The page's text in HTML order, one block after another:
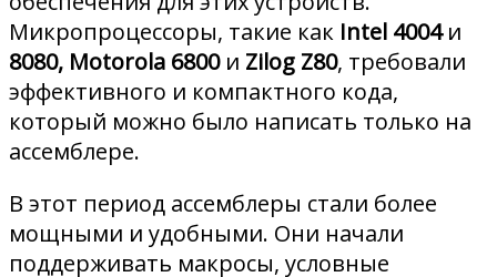
Микропроцессоры, такие как Intel 4004и
8080, Motorola 6800и Zilog Z80, требовали
эффективного и компактного кода,
который можно было написать только на
ассемблере.
В этот период ассемблеры стали более
мощными и удобными. Они начали
поддерживать макросы, условные